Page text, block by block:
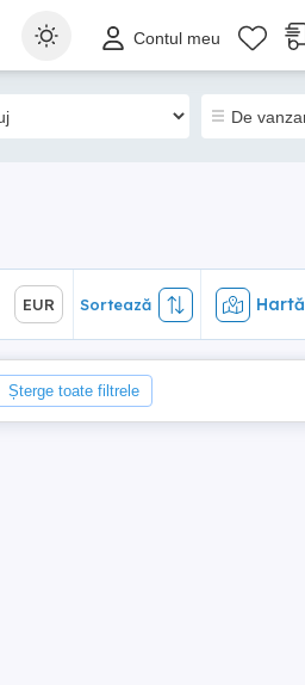
Contul meu
EUR Sortează Hartă
EUR Sortează Hartă
Șterge toate filtrele